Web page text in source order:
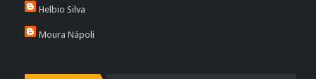
Helbio Silva
Moura Nápoli